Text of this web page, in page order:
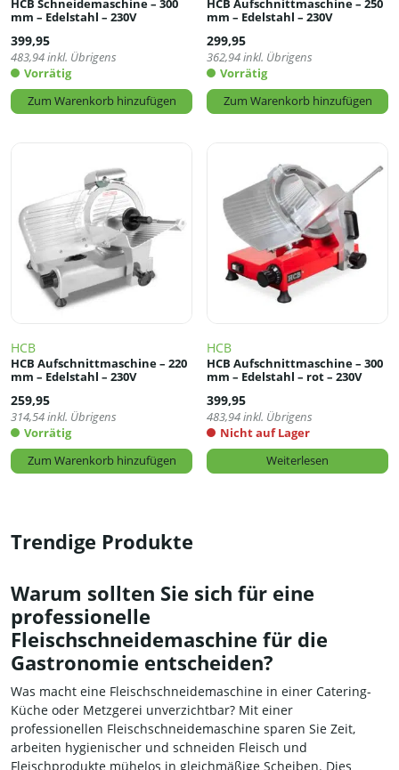
HCB Schneidemaschine – 300
mm – Edelstahl – 230V
399,95
483,94inkl. Übrigens
Vorrätig
Zum Warenkorb hinzufügen
HCB Aufschnittmaschine – 250
mm – Edelstahl – 230V
299,95
362,94inkl. Übrigens
Vorrätig
Zum Warenkorb hinzufügen
HCB
HCB Aufschnittmaschine – 220
mm – Edelstahl – 230V
259,95
314,54inkl. Übrigens
Vorrätig
Zum Warenkorb hinzufügen
HCB
HCB Aufschnittmaschine – 300
mm – Edelstahl – rot – 230V
399,95
483,94inkl. Übrigens
Nicht auf Lager
Weiterlesen
Trendige Produkte
Warum sollten Sie sich für eine
professionelle
Fleischschneidemaschine für die
Gastronomie entscheiden?
Was macht eine Fleischschneidemaschine in einer Catering-
Küche oder Metzgerei unverzichtbar? Mit einer
professionellen Fleischschneidemaschine sparen Sie Zeit,
arbeiten hygienischer und schneiden Fleisch und
Fleischprodukte mühelos in gleichmäßige Scheiben. Dies